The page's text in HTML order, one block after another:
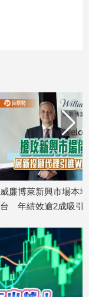
威廉博萊新興市場本
台 年績效逾2成吸引